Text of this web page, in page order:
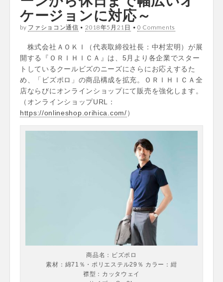
ケージョンに対応～
by ファショコン通信 • 2018年5月21日 • 0 Comments
株式会社ＡＯＫＩ（代表取締役社長：中村宏明）が展
開する『ＯＲＩＨＩＣＡ』は、5月より各企業でスター
トしているクールビズのニーズにさらにお応えするた
め、「ビズポロ」の商品構成を拡充。ＯＲＩＨＩＣＡ全
店ならびにオンラインショップにて販売を強化します。
（オンラインショップURL：
https://onlineshop.orihica.com/）
商品名：ビズポロ
素材：綿71％・ポリエステル29％ カラー：紺
襟型：カッタウェイ